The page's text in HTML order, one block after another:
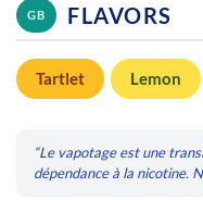
GB FLAVORS
Tartlet Lemon
“Le vapotage est une
dépendance à la nicotine.